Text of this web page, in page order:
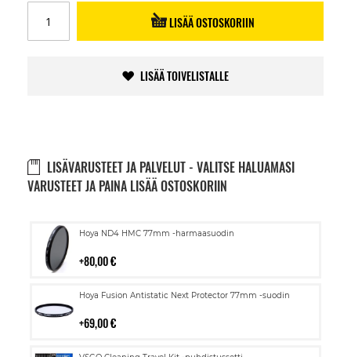
LISÄÄ OSTOSKORIIN
LISÄÄ TOIVELISTALLE
LISÄVARUSTEET JA PALVELUT - VALITSE HALUAMASI
VARUSTEET JA PAINA LISÄÄ OSTOSKORIIN
Hoya ND4 HMC 77mm -harmaasuodin
80,00 €
Lisää
Hoya Fusion Antistatic Next Protector 77mm -suodin
69,00 €
Lisää